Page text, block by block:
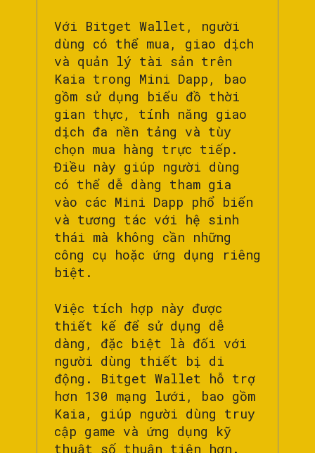
Với Bitget Wallet, người
dùng có thể mua, giao dịch
và quản lý tài sản trên
Kaia trong Mini Dapp, bao
gồm sử dụng biểu đồ thời
gian thực, tính năng giao
dịch đa nền tảng và tùy
chọn mua hàng trực tiếp.
Điều này giúp người dùng
có thể dễ dàng tham gia
vào các Mini Dapp phổ biến
và tương tác với hệ sinh
thái mà không cần những
công cụ hoặc ứng dụng riêng
biệt.
Việc tích hợp này được
thiết kế để sử dụng dễ
dàng, đặc biệt là đối với
người dùng thiết bị di
động. Bitget Wallet hỗ trợ
hơn 130 mạng lưới, bao gồm
Kaia, giúp người dùng truy
cập game và ứng dụng kỹ
thuật số thuận tiện hơn.